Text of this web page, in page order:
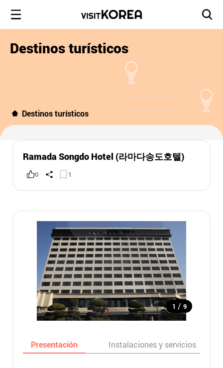
Destinos turísticos
Destinos turísticos
Ramada Songdo Hotel (라마다송도호텔)
0 1
1 / 9
Presentación Instalaciones y servicios